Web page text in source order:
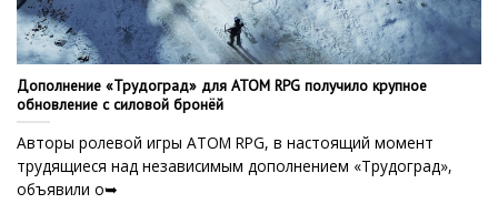
Дополнение «Трудоград» для ATOM RPG получило крупное
обновление с силовой бронёй
Авторы ролевой игры ATOM RPG, в настоящий момент
трудящиеся над независимым дополнением «Трудоград»,
объявили о➥